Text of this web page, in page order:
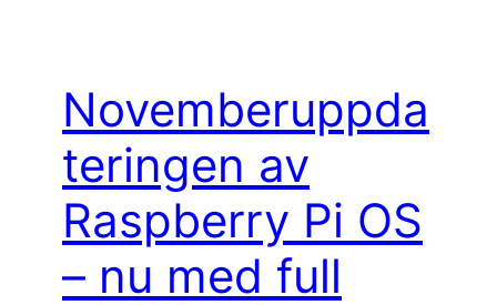
Novemberuppda
teringen av
Raspberry Pi OS
– nu med full